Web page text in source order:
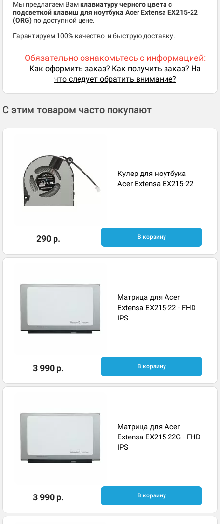
Мы предлагаем Вам клавиатуру черного цвета с
подсветкой клавиш для ноутбука Acer Extensa EX215-22
(ORG) по доступной цене.
​Гарантируем 100% качество и быструю доставку.
Обязательно ознакомьтесь с информацией:
Как оформить заказ? Как получить заказ? На
что следует обратить внимание?
С этим товаром часто покупают
Кулер для ноутбука
Acer Extensa EX215-22
290 р. В корзину
Матрица для Acer
Extensa EX215-22 - FHD
IPS
3 990 р. В корзину
Матрица для Acer
Extensa EX215-22G - FHD
IPS
3 990 р. В корзину